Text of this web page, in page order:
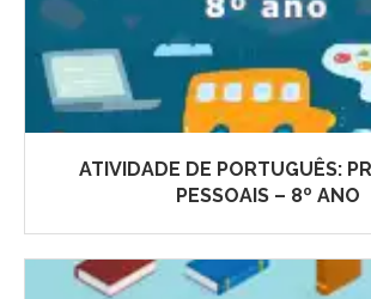
ATIVIDADE DE PORTUGUÊS:
PESSOAIS – 8º ANO